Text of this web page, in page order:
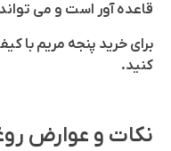
قاعده آور است و می تواند
برای خرید پنجه مریم با
کنید.
نکات و عوارض